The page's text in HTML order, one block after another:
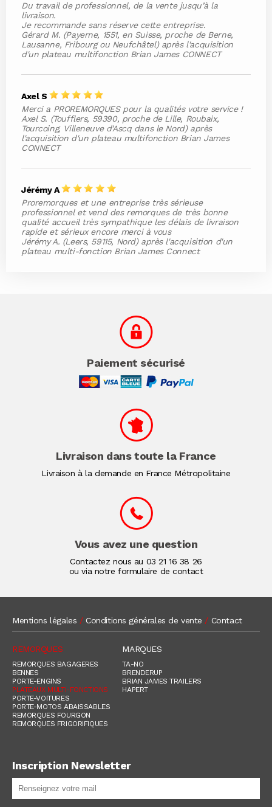
Du travail de professionnel, de la vente jusqu’à la
livraison.
Je recommande sans réserve cette entreprise.
Gérard M. (Payerne, 1551, en Suisse, proche de Berne,
Lausanne, Fribourg ou Neufchâtel) après l'acquisition
d'un plateau multifonction Brian James CONNECT
Axel S
Merci a PROREMORQUES pour la qualités votre service !
Axel S. (Toufflers, 59390, proche de Lille, Roubaix,
Tourcoing, Villeneuve d'Ascq dans le Nord) après
l'acquisition d'un plateau multifonction Brian James
CONNECT
Jérémy A
Proremorques et une entreprise très sérieuse
professionnel et vend des remorques de très bonne
qualité accueil très sympathique les délais de livraison
rapide et sérieux encore merci à vous
Jérémy A. (Leers, 59115, Nord) après l'acquisition d'un
plateau multi-fonction Brian James Connect
Paiement sécurisé
Livraison dans toute la France
Livraison à la demande en France Métropolitaine
Vous avez une question
Contactez nous au 03 21 16 38 26
ou via notre formulaire de contact
Mentions légales / Conditions générales de vente / Contact
REMORQUES
REMORQUES BAGAGERES
BENNES
PORTE-ENGINS
PLATEAUX MULTI-FONCTIONS
PORTE-VOITURES
PORTE-MOTOS ABAISSABLES
REMORQUES FOURGON
REMORQUES FRIGORIFIQUES
MARQUES
TA-NO
BRENDERUP
BRIAN JAMES TRAILERS
HAPERT
Inscription Newsletter